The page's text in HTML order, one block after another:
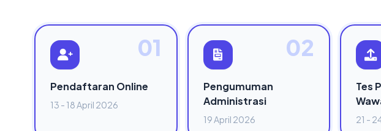
01
Pendaftaran Online
13 - 18 April 2026
02
Pengumuman
Administrasi
19 April 2026
Tes
21 -